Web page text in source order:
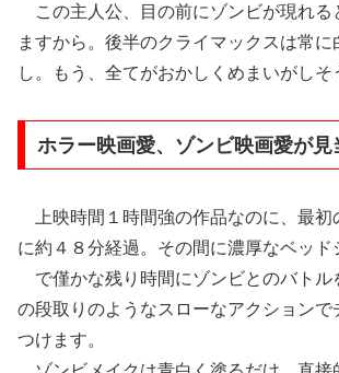
この主人公、目の前にゾンビが現れる
ますから。後半のクライマックスは常
し。もう、全てがおかしくめまいがしそ
ホラー映画愛、ゾンビ映画愛が見
上映時間１時間強の作品なのに、最初
に約４８分経過。その間に濃厚なベッド
で僅かな残り時間にゾンビとのバトル
の段取りのようなスローなアクションで
つけます。